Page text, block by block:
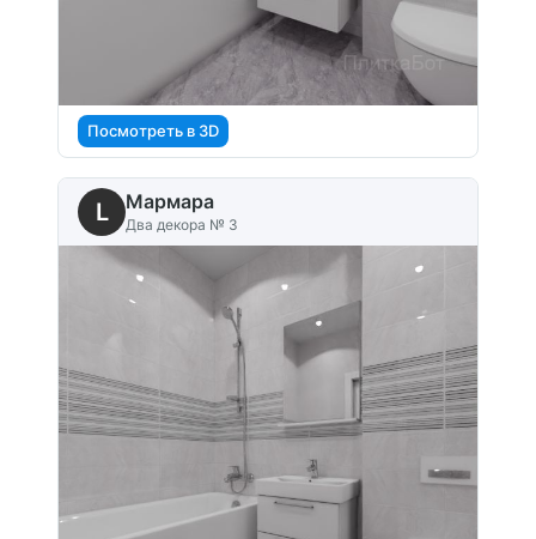
Посмотреть в 3D
L Мармара
Два декора № 3